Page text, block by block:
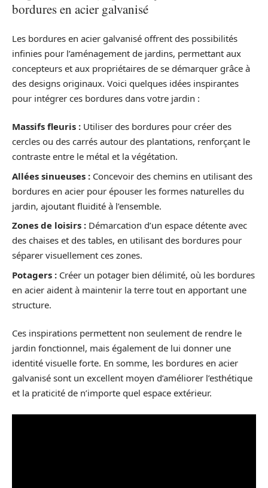
bordures en acier galvanisé
Les bordures en acier galvanisé offrent des possibilités
infinies pour l’aménagement de jardins, permettant aux
concepteurs et aux propriétaires de se démarquer grâce à
des designs originaux. Voici quelques idées inspirantes
pour intégrer ces bordures dans votre jardin :
Massifs fleuris : Utiliser des bordures pour créer des
cercles ou des carrés autour des plantations, renforçant le
contraste entre le métal et la végétation.
Allées sinueuses : Concevoir des chemins en utilisant des
bordures en acier pour épouser les formes naturelles du
jardin, ajoutant fluidité à l’ensemble.
Zones de loisirs : Démarcation d’un espace détente avec
des chaises et des tables, en utilisant des bordures pour
séparer visuellement ces zones.
Potagers : Créer un potager bien délimité, où les bordures
en acier aident à maintenir la terre tout en apportant une
structure.
Ces inspirations permettent non seulement de rendre le
jardin fonctionnel, mais également de lui donner une
identité visuelle forte. En somme, les bordures en acier
galvanisé sont un excellent moyen d’améliorer l’esthétique
et la praticité de n’importe quel espace extérieur.